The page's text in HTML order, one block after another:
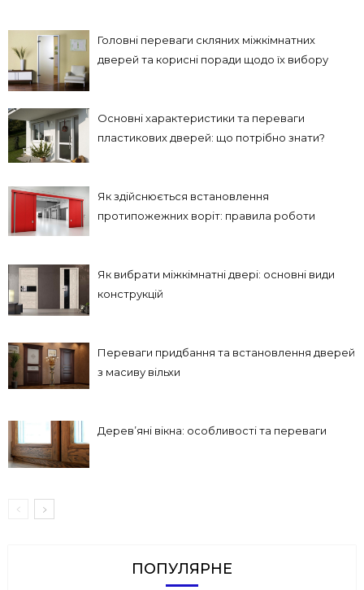
Головні переваги скляних міжкімнатних
дверей та корисні поради щодо їх вибору
Основні характеристики та переваги
пластикових дверей: що потрібно знати?
Як здійснюється встановлення
протипожежних воріт: правила роботи
Як вибрати міжкімнатні двері: основні види
конструкцій
Переваги придбання та встановлення дверей
з масиву вільхи
Дерев’яні вікна: особливості та переваги
ПОПУЛЯРНЕ